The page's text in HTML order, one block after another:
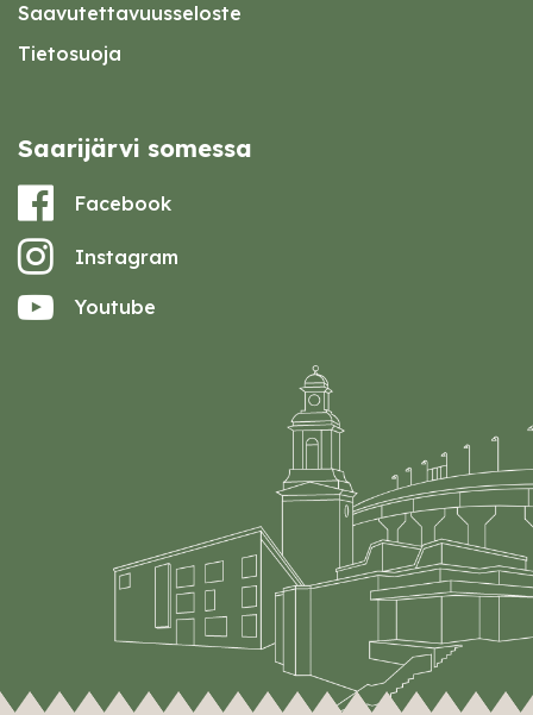
Saavutettavuusseloste
Tietosuoja
Saarijärvi somessa
Facebook
Instagram
Youtube